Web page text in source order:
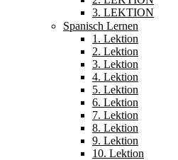
3. LEKTION
Spanisch Lernen
1. Lektion
2. Lektion
3. Lektion
4. Lektion
5. Lektion
6. Lektion
7. Lektion
8. Lektion
9. Lektion
10. Lektion